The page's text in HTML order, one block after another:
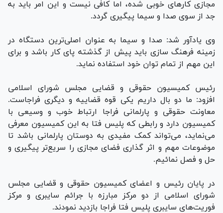
مجازی کار‌های خوبی شده، اما کافی نیست و این امر باید به
جد از سوی صدا و سیما پیگیری گردد.
وی یادآور شد: صدا و سیما به عنوان اصلی‌ترین دستگاه در
زمینه فرهنگ سازی باید پیش از گذشته پای کار باشد و برای
این مهم از تمام توان خود استفاده نماید.
رئیس کمیسیون حقوقی و قضایی مجلس شورای اسلامی
افزود: ما دو بال داریم یکی قوه قضاییه و دیگری فراجاست.
معاونت حقوقی و پارلمانی فراجا ارتباط خوب و وسیعی با
کمیسیون دارد و رابطی که پلیس فتا به این کمیسیون معرفی
می‌نماید، می‌تواند کمک مفیدی به دوستان پارلمانی باشد تا
موضوعات مهم و اثر گذاری فضای مجازی را سریع‌تر پیگیری و
حل و فصل نمائیم.
در پایان رئیس و اعضای کمیسیون حقوقی و قضایی مجلس
شورای اسلامی از دو مرکز مبارزه با جرائم سایبری و مرکز
فوریت‌های سایبری پلیس فتا فراجا بازدید نمودند.